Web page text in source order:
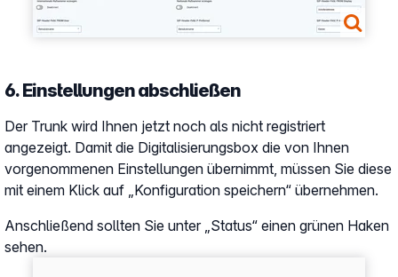
6. Einstellungen abschließen
Der Trunk wird Ihnen jetzt noch als nicht registriert
angezeigt. Damit die Digitalisierungsbox die von Ihnen
vorgenommenen Einstellungen übernimmt, müssen Sie diese
mit einem Klick auf „Konfiguration speichern“ übernehmen.
Anschließend sollten Sie unter „Status“ einen grünen Haken
sehen.